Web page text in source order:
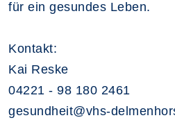
für ein gesundes Leben.
Kontakt:
Kai Reske
04221 - 98 180 2461
gesundheit@vhs-